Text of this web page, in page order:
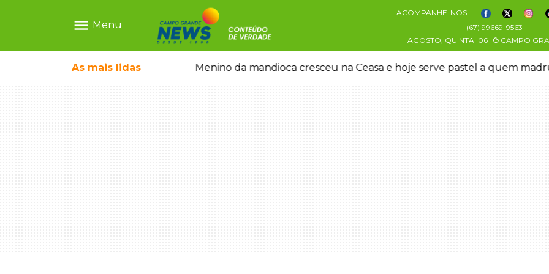
menu Menu
ACOMPANHE-NOS
(67) 99669-9563
AGOSTO, QUINTA 06 CAMPO
As mais lidas
show gratuito na Feira Central Menino da mandioca cresceu na Ceasa e hoje serve pastel a quem